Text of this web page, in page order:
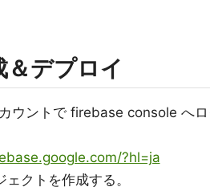
＆デプロイ
ウントで firebase console へロ
?hl=ja
ェクトを作成する。